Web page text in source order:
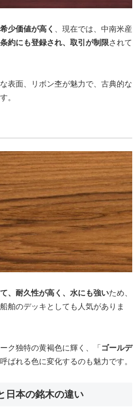
希少価値が高く
、現在では、中南米産
約にも登録され、取引が制限されて
表面、リボン杢が魅力で、古典的な
。
、耐久性が高く、水にも強いため、
舶のデッキとしても人気がありま
ク独特の黄褐色に輝く、「 ゴールデ
呼ばれる色に変化するのも魅力です。
日本の銘木の違い